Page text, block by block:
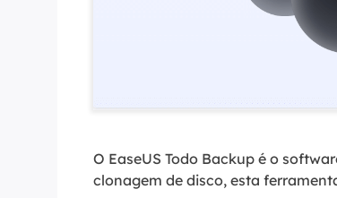
O EaseUS Todo Backup é o
clonagem de disco, esta